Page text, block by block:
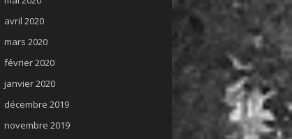
avril 2020
mars 2020
février 2020
janvier 2020
décembre 2019
novembre 2019